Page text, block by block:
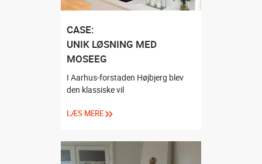
CASE:
UNIK LØSNING MED
MOSEEG
I Aarhus-forstaden Højbjerg blev
den klassiske vil
LÆS MERE